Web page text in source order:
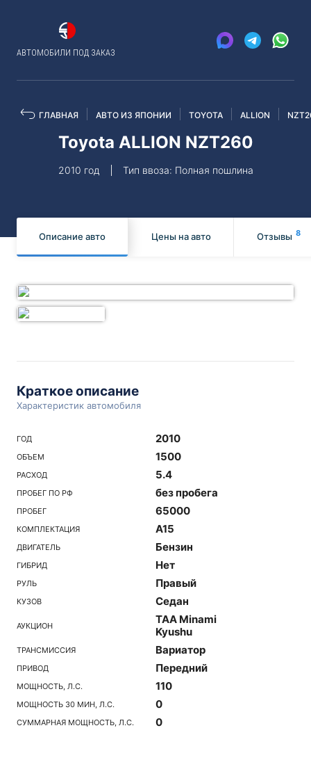
АВТОМОБИЛИ ПОД ЗАКАЗ
ГЛАВНАЯ АВТО ИЗ ЯПОНИИ TOYOTA ALLION
Toyota ALLION NZT260
2010 год Тип ввоза: Полная пошлина
Описание авто Цены на авто Отзывы 8
Краткое описание
Характеристик автомобиля
ГОД 2010
ОБЪЕМ 1500
РАСХОД 5.4
ПРОБЕГ ПО РФ без пробега
ПРОБЕГ 65000
КОМПЛЕКТАЦИЯ A15
ДВИГАТЕЛЬ Бензин
ГИБРИД Нет
РУЛЬ Правый
КУЗОВ Седан
АУКЦИОН
TAA Minami
Kyushu
ТРАНСМИССИЯ Вариатор
ПРИВОД Передний
МОЩНОСТЬ, Л.С. 110
МОЩНОСТЬ 30 МИН, Л.С. 0
СУММАРНАЯ МОЩНОСТЬ, Л.С. 0